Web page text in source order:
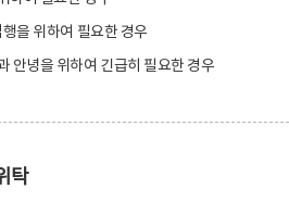
을 위하여 필요한 경우
안녕을 위하여 긴급히 필요한 경우
탁